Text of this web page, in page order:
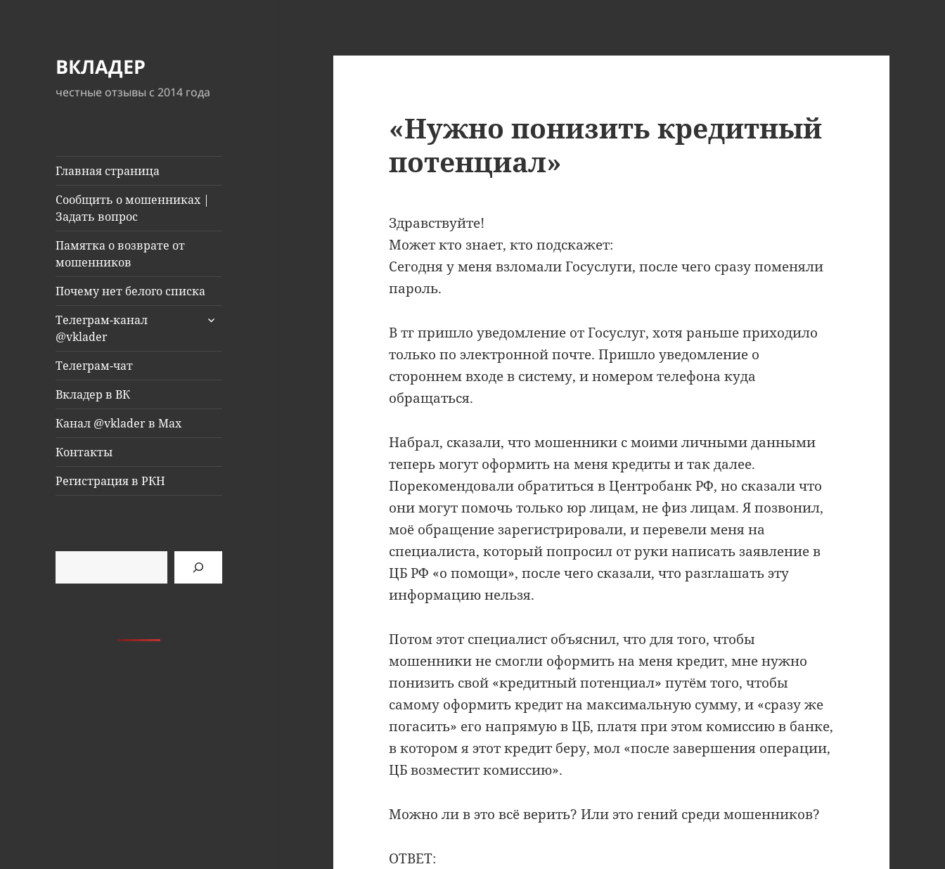
ВКЛАДЕР
честные отзывы с 2014 года
Главная страница
Сообщить о мошенниках |
Задать вопрос
Памятка о возврате от
мошенников
Почему нет белого списка
Телеграм-канал
@vklader
раскрыть
Телеграм-чат
Вкладер в ВК
Канал @vklader в Max
Контакты
Регистрация в РКН
«Нужно понизить кредитный
потенциал»
Здравствуйте!
Может кто знает, кто подскажет:
Сегодня у меня взломали Госуслуги, после чего сразу поменяли
пароль.
В тг пришло уведомление от Госуслуг, хотя раньше приходило
только по электронной почте. Пришло уведомление о
стороннем входе в систему, и номером телефона куда
обращаться.
Набрал, сказали, что мошенники с моими личными данными
теперь могут оформить на меня кредиты и так далее.
Порекомендовали обратиться в Центробанк РФ, но сказали что
они могут помочь только юр лицам, не физ лицам. Я позвонил,
моё обращение зарегистрировали, и перевели меня на
специалиста, который попросил от руки написать заявление в
ЦБ РФ «о помощи», после чего сказали, что разглашать эту
информацию нельзя.
Потом этот специалист объяснил, что для того, чтобы
мошенники не смогли оформить на меня кредит, мне нужно
понизить свой «кредитный потенциал» путём того, чтобы
самому оформить кредит на максимальную сумму, и «сразу же
погасить» его напрямую в ЦБ, платя при этом комиссию в банке,
в котором я этот кредит беру, мол «после завершения операции,
ЦБ возместит комиссию».
Можно ли в это всё верить? Или это гений среди мошенников?
ОТВЕТ: